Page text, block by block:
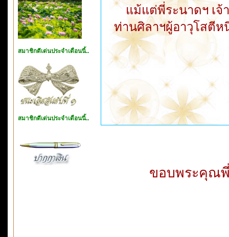
สมาชิกดีเด่นประจำเดือนนี้..
สมาชิกดีเด่นประจำเดือนนี้..
แม้แต่พี่ระนาดฯ เจ้
ท่านศิลาฯผู้อาวุโสตีห
ขอบพระคุณ